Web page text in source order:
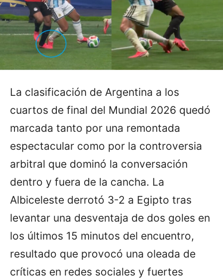
La clasificación de Argentina a los
cuartos de final del Mundial 2026 quedó
marcada tanto por una remontada
espectacular como por la controversia
arbitral que dominó la conversación
dentro y fuera de la cancha. La
Albiceleste derrotó 3-2 a Egipto tras
levantar una desventaja de dos goles en
los últimos 15 minutos del encuentro,
resultado que provocó una oleada de
críticas en redes sociales y fuertes